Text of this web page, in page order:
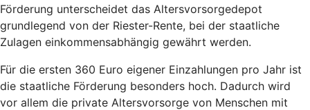
Förderung unterscheidet das Altersvorsorgedepot
grundlegend von der Riester-Rente, bei der staatliche
Zulagen einkommensabhängig gewährt werden.
Für die ersten 360 Euro eigener Einzahlungen pro Jahr ist
die staatliche Förderung besonders hoch. Dadurch wird
vor allem die private Altersvorsorge von Menschen mit